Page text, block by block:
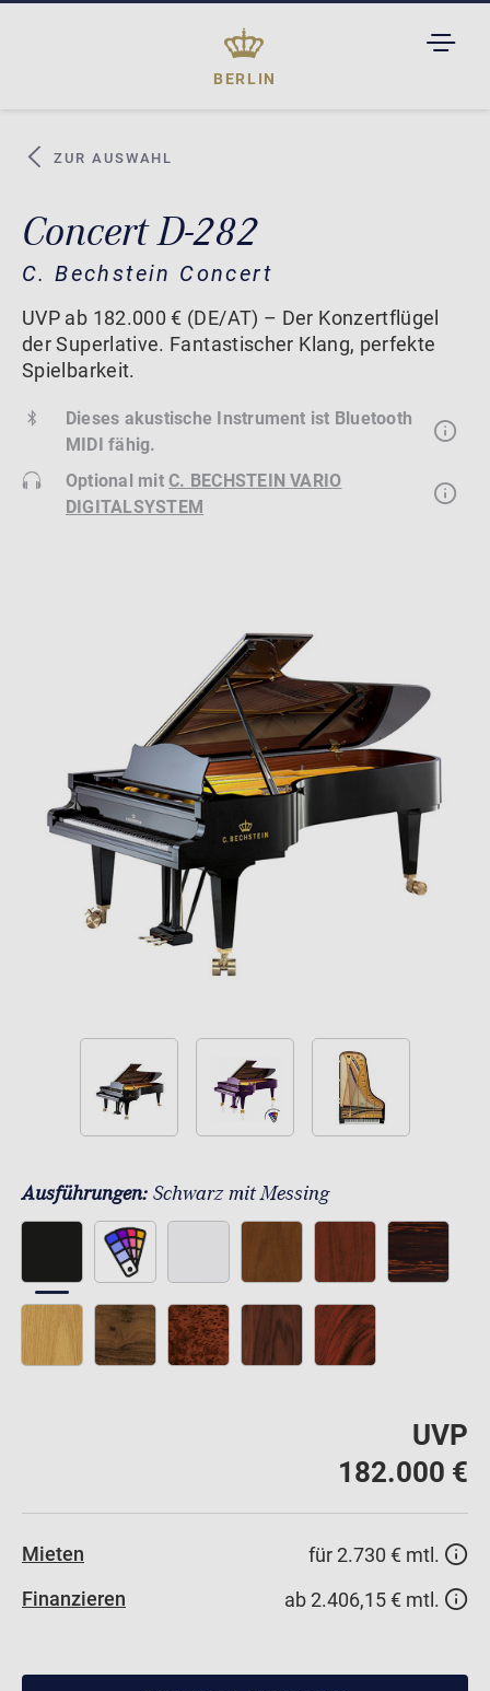
BERLIN
ZUR AUSWAHL
Concert D-282
C. Bechstein Concert
UVP ab 182.000 € (DE/AT) – Der Konzertflügel
der Superlative. Fantastischer Klang, perfekte
Spielbarkeit.
Dieses akustische Instrument ist Bluetooth
MIDI fähig.
Optional mitC. BECHSTEIN VARIO
DIGITALSYSTEM
Ausführungen: Schwarz mit Messing
UVP
182.000 €
Mieten
für 2.730 € mtl.
Finanzieren
ab 2.406,15 € mtl.